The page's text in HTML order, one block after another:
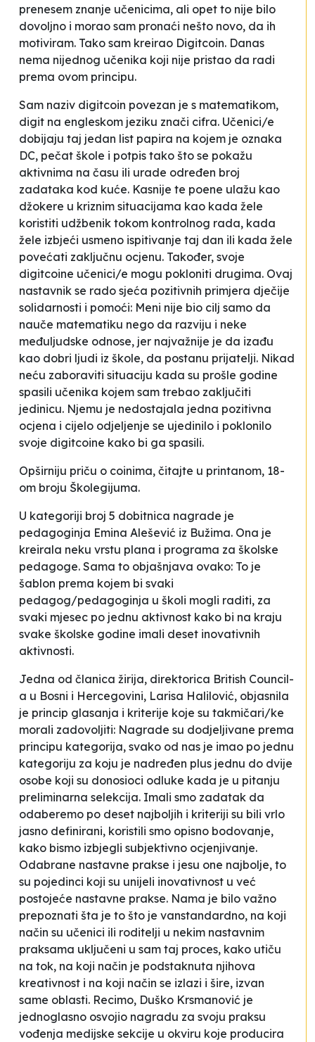
prenesem znanje učenicima, ali opet to nije bilo
dovoljno i morao sam pronaći nešto novo, da ih
motiviram. Tako sam kreirao Digitcoin. Danas
nema nijednog učenika koji nije pristao da radi
prema ovom principu.
Sam naziv digitcoin povezan je s matematikom,
digit na engleskom jeziku znači cifra. Učenici/e
dobijaju taj jedan list papira na kojem je oznaka
DC, pečat škole i potpis tako što se pokažu
aktivnima na času ili urade određen broj
zadataka kod kuće. Kasnije te poene ulažu kao
džokere u kriznim situacijama kao kada žele
koristiti udžbenik tokom kontrolnog rada, kada
žele izbjeći usmeno ispitivanje taj dan ili kada žele
povećati zaključnu ocjenu. Također, svoje
digitcoine učenici/e mogu pokloniti drugima. Ovaj
nastavnik se rado sjeća pozitivnih primjera dječije
solidarnosti i pomoći: Meni nije bio cilj samo da
nauče matematiku nego da razviju i neke
međuljudske odnose, jer najvažnije je da izađu
kao dobri ljudi iz škole, da postanu prijatelji. Nikad
neću zaboraviti situaciju kada su prošle godine
spasili učenika kojem sam trebao zaključiti
jedinicu. Njemu je nedostajala jedna pozitivna
ocjena i cijelo odjeljenje se ujedinilo i poklonilo
svoje digitcoine kako bi ga spasili.
Opširniju priču o coinima, čitajte u printanom, 18-
om broju Školegijuma.
U kategoriji broj 5 dobitnica nagrade je
pedagoginja Emina Alešević iz Bužima. Ona je
kreirala neku vrstu plana i programa za školske
pedagoge. Sama to objašnjava ovako: To je
šablon prema kojem bi svaki
pedagog/pedagoginja u školi mogli raditi, za
svaki mjesec po jednu aktivnost kako bi na kraju
svake školske godine imali deset inovativnih
aktivnosti.
Jedna od članica žirija, direktorica British Council-
a u Bosni i Hercegovini, Larisa Halilović, objasnila
je princip glasanja i kriterije koje su takmičari/ke
morali zadovoljiti: Nagrade su dodjeljivane prema
principu kategorija, svako od nas je imao po jednu
kategoriju za koju je nadređen plus jednu do dvije
osobe koji su donosioci odluke kada je u pitanju
preliminarna selekcija. Imali smo zadatak da
odaberemo po deset najboljih i kriteriji su bili vrlo
jasno definirani, koristili smo opisno bodovanje,
kako bismo izbjegli subjektivno ocjenjivanje.
Odabrane nastavne prakse i jesu one najbolje, to
su pojedinci koji su unijeli inovativnost u već
postojeće nastavne prakse. Nama je bilo važno
prepoznati šta je to što je vanstandardno, na koji
način su učenici ili roditelji u nekim nastavnim
praksama uključeni u sam taj proces, kako utiču
na tok, na koji način je podstaknuta njihova
kreativnost i na koji način se izlazi i šire, izvan
same oblasti. Recimo, Duško Krsmanović je
jednoglasno osvojio nagradu za svoju praksu
vođenja medijske sekcije u okviru koje producira